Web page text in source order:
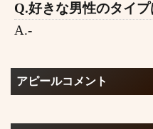
Q.好きな男性のタイプ
A.-
アピールコメント